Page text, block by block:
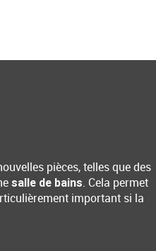
pièces, telles que des
salle de bains. Cela permet
important si la